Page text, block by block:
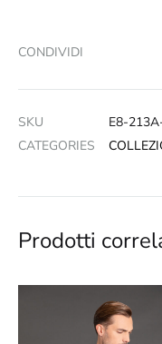
CONDIVIDI
SKU
E8-
CATEGORIES
Prodotti